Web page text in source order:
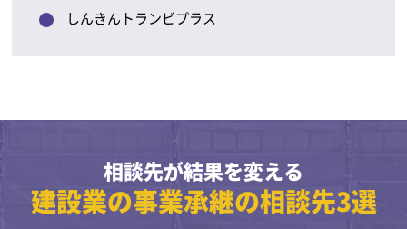
しんきんトランビプラス
相談先が結果を変える
建設業の事業承継の相談先3選